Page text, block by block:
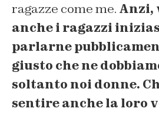
ragazze come me. Anzi,
anche i ragazzi
parlarne
giusto che ne
soltanto noi donne.
sentire anche la loro